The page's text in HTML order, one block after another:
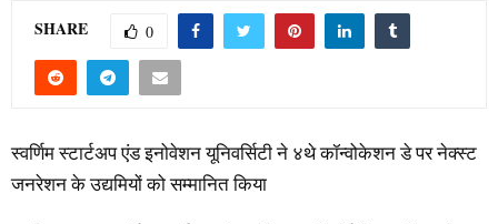
SHARE 0
स्वर्णिम स्टार्टअप एंड इनोवेशन यूनिवर्सिटी ने ४थे कॉन्वोकेशन डे पर नेक्स्ट
जनरेशन के उद्यमियों को सम्मानित किया